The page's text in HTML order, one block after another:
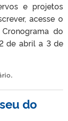
e projetos
acesse o
do
de abril a 3 de
.
do